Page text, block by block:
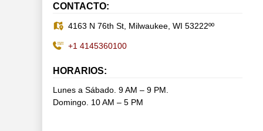
CONTACTO:
4163 N 76th St, Milwaukee, WI 53222ºº
+1 4145360100
HORARIOS:
Lunes a Sábado. 9 AM – 9 PM.
Domingo. 10 AM – 5 PM